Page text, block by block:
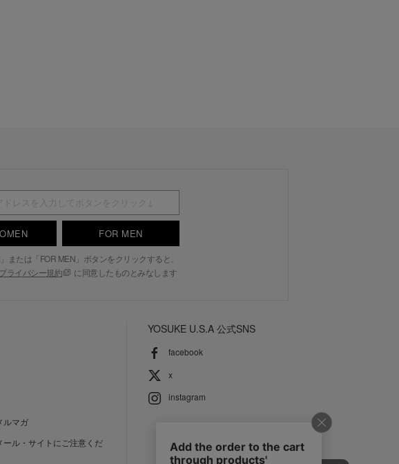
FOR MEN
または「FOR MEN」ボタンをクリックすると、
プライバシー規約 に同意したものとみなします
ルマガ
ール・サイトにご注意くだ
YOSUKE U.S.A 公式SNS
facebook
x
instagram